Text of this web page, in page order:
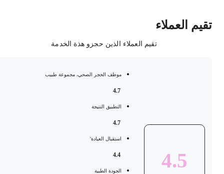
العملاء
تقيم العملاء الذين حجزو هذة الخدمة
4.5
موظف الحجر الصحي، مجموعة طبيب
التطبيق النتيجة
استقبال العيادة'
الجودة الطبية